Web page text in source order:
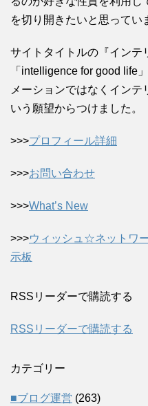
を切り開きたいと思ってい
サイトタイトルの『インテ
「intelligence for good life
メーションではなくインテ
いう願望からつけました。
>>>プロフィール詳細
>>>お問い合わせ
>>>What’s New
>>>ウィッシュ☆ネットワ
示板
RSSリーダーで購読する
RSSリーダーで購読する
カテゴリー
■ブログ運営 (263)